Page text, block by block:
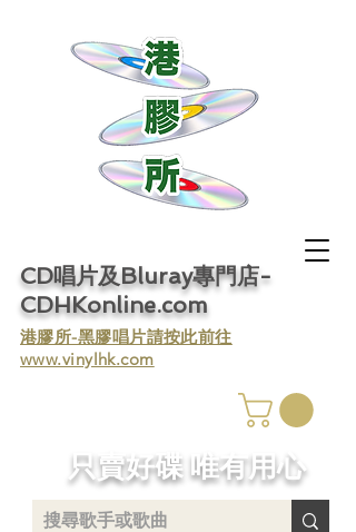
CD唱片及Bluray專門店-
CDHKonline.com
​港膠所-黑膠唱片請按此前往
www.vinylhk.com
​只賣好碟 唯有用心